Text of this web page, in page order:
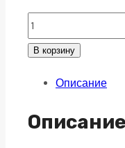
Борфреза
с
зубьями
В корзину
Описание
Описание